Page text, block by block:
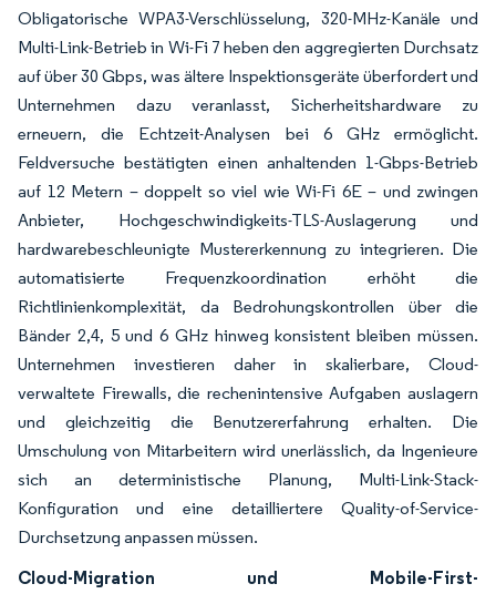
Obligatorische WPA3-Verschlüsselung, 320-MHz-Kanäle und
Multi-Link-Betrieb in Wi-Fi 7 heben den aggregierten Durchsatz
auf über 30 Gbps, was ältere Inspektionsgeräte überfordert und
Unternehmen dazu veranlasst, Sicherheitshardware zu
erneuern, die Echtzeit-Analysen bei 6 GHz ermöglicht.
Feldversuche bestätigten einen anhaltenden 1-Gbps-Betrieb
auf 12 Metern – doppelt so viel wie Wi-Fi 6E – und zwingen
Anbieter, Hochgeschwindigkeits-TLS-Auslagerung und
hardwarebeschleunigte Mustererkennung zu integrieren. Die
automatisierte Frequenzkoordination erhöht die
Richtlinienkomplexität, da Bedrohungskontrollen über die
Bänder 2,4, 5 und 6 GHz hinweg konsistent bleiben müssen.
Unternehmen investieren daher in skalierbare, Cloud-
verwaltete Firewalls, die rechenintensive Aufgaben auslagern
und gleichzeitig die Benutzererfahrung erhalten. Die
Umschulung von Mitarbeitern wird unerlässlich, da Ingenieure
sich an deterministische Planung, Multi-Link-Stack-
Konfiguration und eine detailliertere Quality-of-Service-
Durchsetzung anpassen müssen.
Cloud-Migration und Mobile-First-